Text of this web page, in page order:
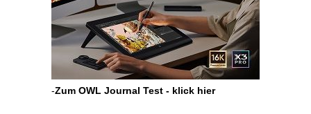
-Zum OWL Journal Test - klick hier